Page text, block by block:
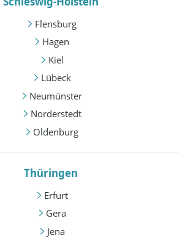
Flensburg
Hagen
Kiel
Lübeck
Neumünster
Norderstedt
Oldenburg
Thüringen
Erfurt
Gera
Jena